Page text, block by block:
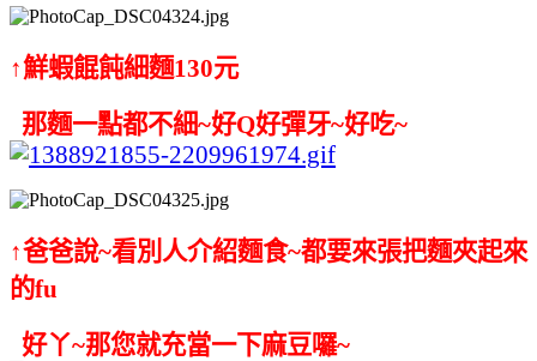
↑鮮蝦餛飩細麵130元
那麵一點都不細~好Q好彈牙~好吃~
↑爸爸說~看別人介紹麵食~都要來張把麵夾起來
的fu
好丫~那您就充當一下麻豆囉~